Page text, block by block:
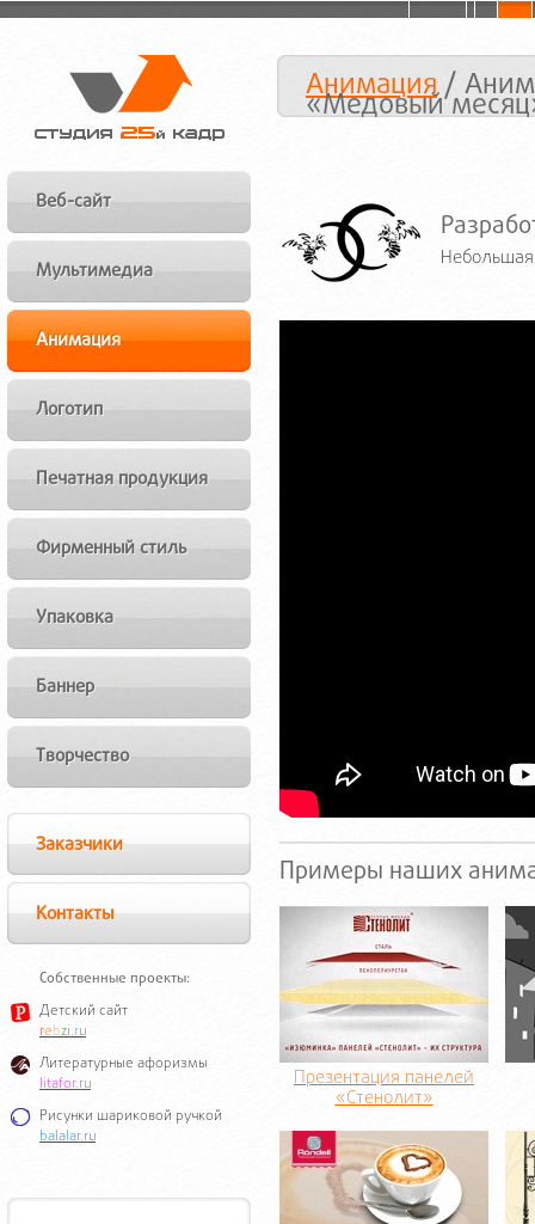
Анимация/
«Медовый
Веб-сайт
Мультимедиа
Анимация
Логотип
Печатная продукция
Фирменный стиль
Упаковка
Баннер
Творчество
Заказчики
Контакты
Собственные проекты:
Детский сайт
rebzi.ru
Литературные афоризмы
litafor.ru
Рисунки шариковой ручкой
balalar.ru
Примеры наших
Презентация панелей
«Стенолит»